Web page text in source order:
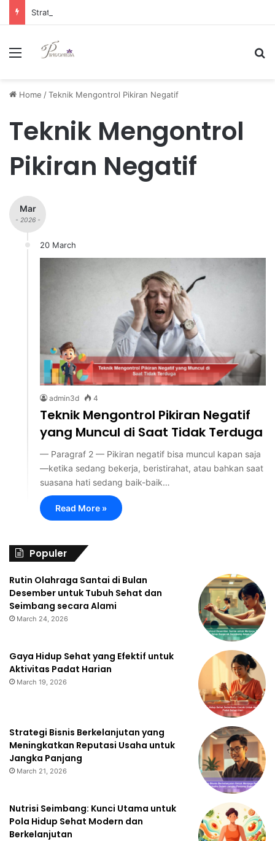
Menu
Home /Teknik Mengontrol Pikiran Negatif
Teknik Mengontrol
Pikiran Negatif
Mar
- 2026 -
20 March
admin3d 4
Teknik Mengontrol Pikiran Negatif
yang Muncul di Saat Tidak Terduga
— Paragraf 2 — Pikiran negatif bisa muncul kapan saja
—ketika sedang bekerja, beristirahat, atau bahkan saat
suasana hati sedang baik-baik…
Read More »
Populer
Rutin Olahraga Santai di Bulan
Desember untuk Tubuh Sehat dan
Seimbang secara Alami
March 24, 2026
Gaya Hidup Sehat yang Efektif untuk
Aktivitas Padat Harian
March 19, 2026
Strategi Bisnis Berkelanjutan yang
Meningkatkan Reputasi Usaha untuk
Jangka Panjang
March 21, 2026
Nutrisi Seimbang: Kunci Utama untuk
Pola Hidup Sehat Modern dan
Berkelanjutan